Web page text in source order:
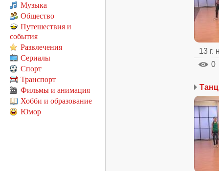
Музыка
Общество
Путешествия и
события
Развлечения
Сериалы
Спорт
Транспорт
Фильмы и анимация
Хобби и образование
Юмор
13 г.
0